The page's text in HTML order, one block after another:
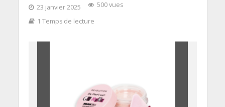
23 janvier 2025
500 vues
1 Temps de lecture